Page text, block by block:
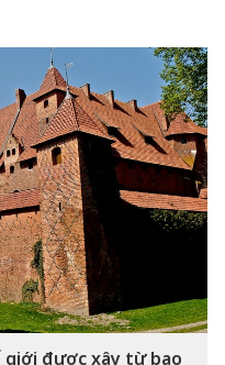
được xây từ bao